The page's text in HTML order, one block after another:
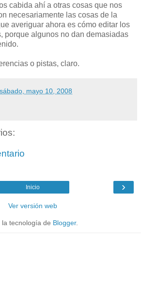
cabida ahí a otras cosas que nos
necesariamente las cosas de la
averiguar ahora es cómo editar los
porque algunos no dan demasiadas
o pistas, claro.
sábado, mayo 10, 2008
›
Inicio
Ver versión web
la tecnología de Blogger.